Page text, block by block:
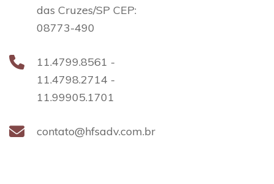
das Cruzes/SP CEP:
08773-490
11.4799.8561 -
11.4798.2714 -
11.99905.1701
contato@hfsadv.com.br